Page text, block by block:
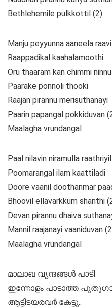
Bethlehemile pulkkottil (2)
Manju peyyunna aaneela
Raappadikal kaahalamoothi
Oru thaaram kan chimmi ninnu
Paarake ponnoli thooki
Raajan pirannu merisuthanayi
Paarin papangal pokkiduvan
Maalagha vrundangal
Paal nilavin niramulla raathriyil
Poomarangal ilam kaattiladi
Doore vaanil doothanmar
Bhoovil ellavarkkum shanthi
Devan pirannu dhaiva
Mannil raajanayi vaaniduvan
Maalagha vrundangal
മാലാഖ വൃന്ദങ്ങൾ പാടി
ഇന്നോളം പാടാത്ത
ആട്ടിടയരവർ കേട്ടു..